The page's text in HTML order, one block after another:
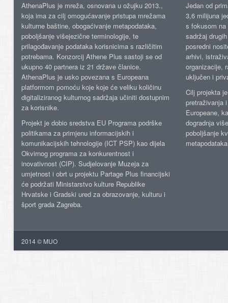
AthenaPlus je mreža, osnovana u ožujku 2013.,
koja ima za cilj omogućavanje pristupa mrežama
kulturne baštine, obogaćivanje metapodataka,
poboljšanje višejezične terminologije, te
prilagođavanje podataka korisnicima s različitim
potrebama. Konzorcij Athene Plus sastoji se od
ukupno 40 partnera iz 21 države članice.
AthenaPlus je usko povezana s Europeana
platformom pomoću koje koje će veliku količinu
digitaliziranog kulturnog sadržaja učiniti dostupnim
za korisnike.
Projekt je dobio sredstva EU Programa podrške
politikama za primjenu informacijskih i
komunikacijskih tehnologije (ICT PSP) kao dijela
Okvirnog programa za konkurentnost i
inovativnost (CIP). Sudjelovanje Muzeja za
umjetnost i obrt u projektu Partage Plus financijski
će podržati Ministarstvo kulture Republike
Hrvatske i Gradski ured za obrazovanje, kulturu i
šport grada Zagreba.
Jedan od
3,6 milijuna
s fokusom
sadržaj
posredni
arhivi,
organizacije,
uključen i
Cilj projekta
pretraživanja
Europeane,
dogradnja
poboljšanje
2014 © MUO